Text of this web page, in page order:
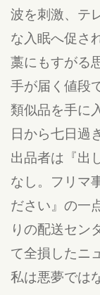
波を刺激、テ
な入眠へ促さ
藁にもすがる
手が届く値段
類似品を手に
日から七日過
出品者は『出
なし。フリマ
ださい』の一
りの配送セン
て全損したニ
私は悪夢では